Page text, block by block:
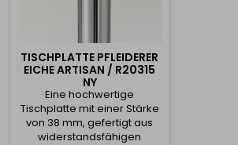
TISCHPLATTE PFLEIDERER
EICHE ARTISAN / R20315
NY
Eine hochwertige
Tischplatte mit einer Stärke
von 38 mm, gefertigt aus
widerstandsfähigen